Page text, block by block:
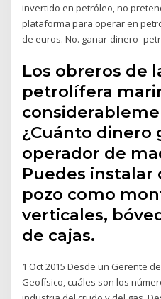
invertido en petróleo, no
plataforma para operar en
de euros. No. ganar-dinero-
Los obreros de
petrolífera
¿Cuánto dinero
operador de
Puedes instalar
pozo como
verticales,
de cajas.
1 Oct 2015 Desde un Gerente
Geofísico, cuáles son los